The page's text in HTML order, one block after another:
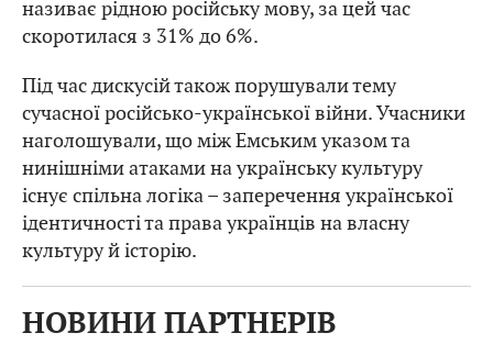
називає рідною російську мову, за цей час
скоротилася з 31% до 6%.
Під час дискусій також порушували тему
сучасної російсько-української війни. Учасники
наголошували, що між Емським указом та
нинішніми атаками на українську культуру
існує спільна логіка – заперечення української
ідентичності та права українців на власну
культуру й історію.
НОВИНИ ПАРТНЕРІВ